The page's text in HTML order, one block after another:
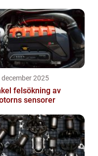
december 2025
felsökning av
sensorer